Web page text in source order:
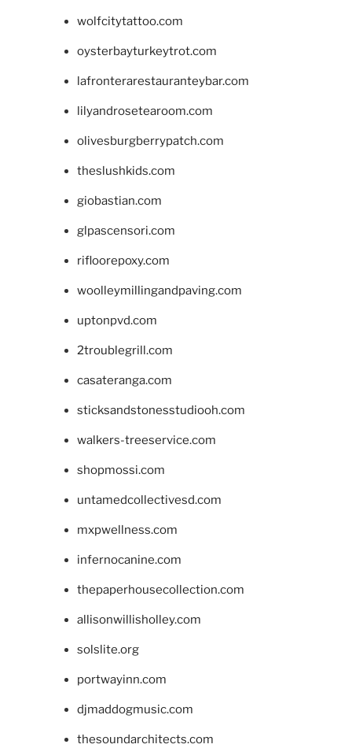
wolfcitytattoo.com
oysterbayturkeytrot.com
lafronterarestauranteybar.com
lilyandrosetearoom.com
olivesburgberrypatch.com
theslushkids.com
giobastian.com
glpascensori.com
rifloorepoxy.com
woolleymillingandpaving.com
uptonpvd.com
2troublegrill.com
casateranga.com
sticksandstonesstudiooh.com
walkers-treeservice.com
shopmossi.com
untamedcollectivesd.com
mxpwellness.com
infernocanine.com
thepaperhousecollection.com
allisonwillisholley.com
solslite.org
portwayinn.com
djmaddogmusic.com
thesoundarchitects.com